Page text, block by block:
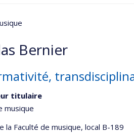
Bernier
titulaire
musique
la Faculté de musique, local B-189